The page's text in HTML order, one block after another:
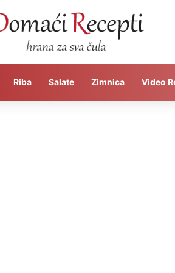
Riba Salate Zimnica Video